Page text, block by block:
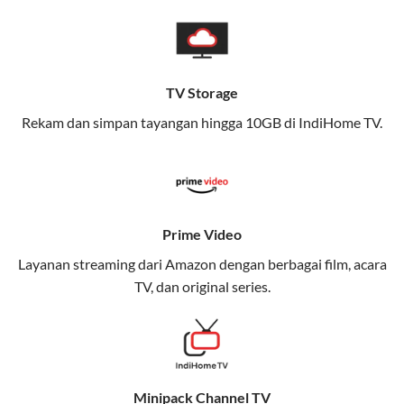
memungkinkan Anda menikmati internet cepat baik
di rumah maupun saat bepergian.
Dengan Telkomsel One, Anda tidak terikat pada satu
teknologi jaringan tertentu, sehingga bisa menikmati
Keunggulan Telkomsel One
Nikmati kecepatan internet super cepat untuk
streaming, gaming, dan bekerja dari rumah.
Memudahkan Anda dalam mengelola jaringan dan
meningkatkan keamanan.
Kuota Keluarga
TV Storage
Rekam dan simpan tayangan hingga 10GB di IndiHome TV.
Prime Video
Layanan streaming dari Amazon dengan berbagai film, acara
TV, dan original series.
Minipack Channel TV